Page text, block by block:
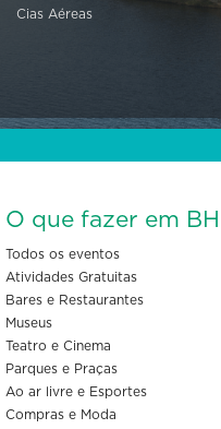
Cias Aéreas
O que fazer em BH
Todos os eventos
Atividades Gratuitas
Bares e Restaurantes
Museus
Teatro e Cinema
Parques e Praças
Ao ar livre e Esportes
Compras e Moda